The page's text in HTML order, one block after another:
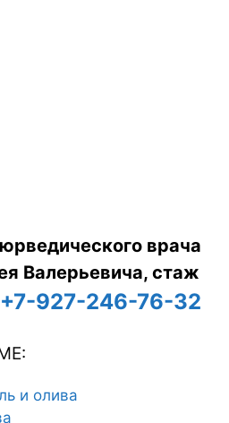
врача
Валерьевича, стаж
+7-927-246-76-32
и олива